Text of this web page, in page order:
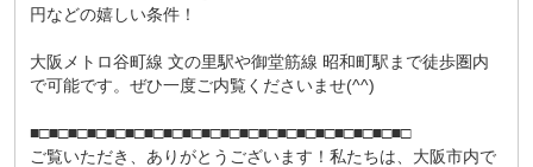
円などの嬉しい条件！
大阪メトロ谷町線 文の里駅や御堂筋線 昭和町駅まで徒歩圏内
で可能です。ぜひ一度ご内覧くださいませ(^^)
■□■□■□■□■□■□■□■□■□■□■□■□■□■□■□■□■□■□■□■□
ご覧いただき、ありがとうございます！私たちは、大阪市内で